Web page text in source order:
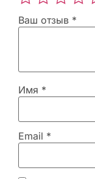
Ваш отзыв *
Имя *
Email *